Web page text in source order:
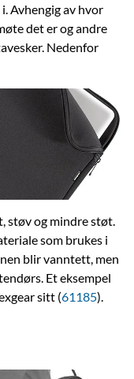
for TV 37–90"
4.0 (5)
konstruksjon
Avhengig av hvor
det er og andre
Nedenfor
støv og mindre støt.
som brukes i
blir vanntett, men
Et eksempel
sitt (61185).